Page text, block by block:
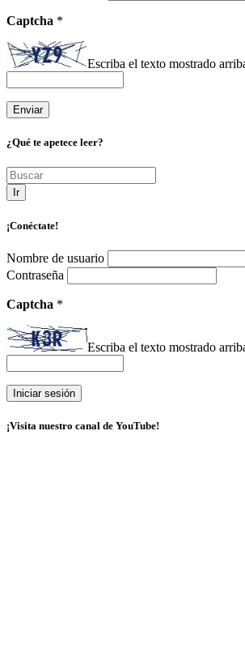
Captcha *
Escriba el texto mostrado
¿Qué te apetece leer?
Ir
¡Conéctate!
Nombre de usuario
Contraseña
Captcha *
Escriba el texto mostrado
¡Visita nuestro canal de YouTube!